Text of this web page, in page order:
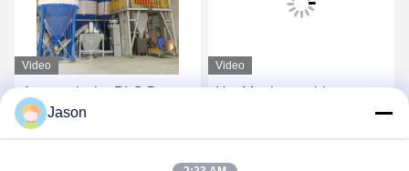
Video
Automatische PLC Dry
Mix Powder Mortar Mixing
Machine Muurstift Zand
Video
Het Mortiermachine van
Volledige Automatische
Jason